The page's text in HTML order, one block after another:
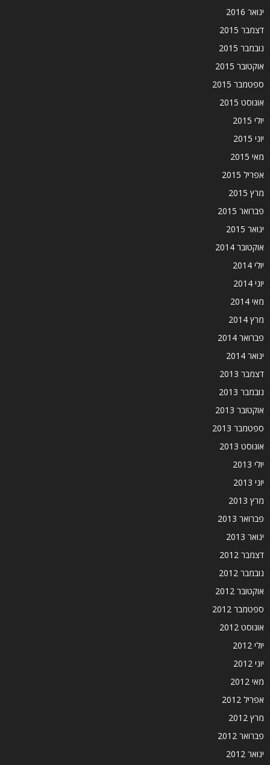
ינואר 2016
דצמבר 2015
נובמבר 2015
אוקטובר 2015
ספטמבר 2015
אוגוסט 2015
יולי 2015
יוני 2015
מאי 2015
אפריל 2015
מרץ 2015
פברואר 2015
ינואר 2015
אוקטובר 2014
יולי 2014
יוני 2014
מאי 2014
מרץ 2014
פברואר 2014
ינואר 2014
דצמבר 2013
נובמבר 2013
אוקטובר 2013
ספטמבר 2013
אוגוסט 2013
יולי 2013
יוני 2013
מרץ 2013
פברואר 2013
ינואר 2013
דצמבר 2012
נובמבר 2012
אוקטובר 2012
ספטמבר 2012
אוגוסט 2012
יולי 2012
יוני 2012
מאי 2012
אפריל 2012
מרץ 2012
פברואר 2012
ינואר 2012